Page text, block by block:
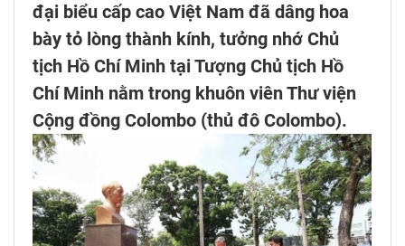
đại biểu cấp cao Việt Nam đã dâng hoa
bày tỏ lòng thành kính, tưởng nhớ Chủ
tịch Hồ Chí Minh tại Tượng Chủ tịch Hồ
Chí Minh nằm trong khuôn viên Thư viện
Cộng đồng Colombo (thủ đô Colombo).